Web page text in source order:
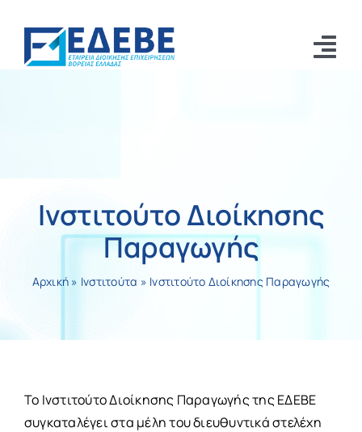
περιεχόμενο
Τα νέα μας
Επικοινωνία
Ινστιτούτο Διοίκησης
Παραγωγής
Αρχική » Ινστιτούτα » Ινστιτούτο Διοίκησης Παραγωγής
Το Ινστιτούτο Διοίκησης Παραγωγής της ΕΔΕΒΕ
συγκαταλέγει στα μέλη του διευθυντικά στελέχη